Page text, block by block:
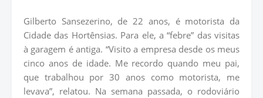
Gilberto Sansezerino, de 22 anos, é motorista da
Cidade das Hortênsias. Para ele, a “febre” das visitas
à garagem é antiga. “Visito a empresa desde os meus
cinco anos de idade. Me recordo quando meu pai,
que trabalhou por 30 anos como motorista, me
levava”, relatou. Na semana passada, o rodoviário